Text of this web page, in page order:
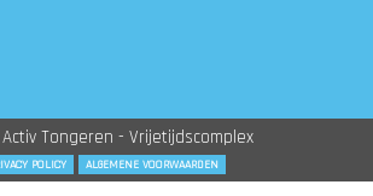
Tongeren - Vrijetijdscomplex
POLICY ALGEMENE VOORWAARDEN